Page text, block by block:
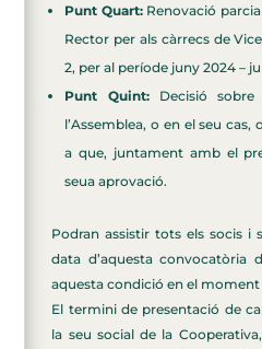
Punt Quart:Renovació
Rector per als càrrecs de
2, per al període juny 2024 –
Punt Quint:Decisió sobre
l’Assemblea, o en el seu
a que, juntament amb el
seua aprovació.
Podran assistir tots els socis i
data d’aquesta convocatòria
aquesta condició en el moment
El termini de presentació de
la seu social de la